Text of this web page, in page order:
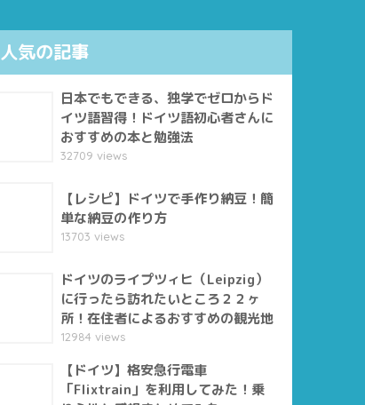
人気の記事
日本でもできる、独学でゼロからド
イツ語習得！ドイツ語初心者さんに
おすすめの本と勉強法
32709 views
【レシピ】ドイツで手作り納豆！簡
単な納豆の作り方
13703 views
ドイツのライプツィヒ（Leipzig）
に行ったら訪れたいところ２２ヶ
所！在住者によるおすすめの観光地
12984 views
【ドイツ】格安急行電車
「Flixtrain」を利用してみた！乗